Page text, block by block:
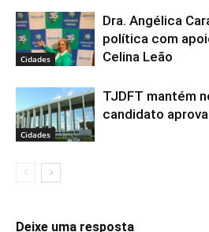
Cidades
Dra. Angélica
política com
Celina Leão
Cidades
TJDFT mantém
candidato
Deixe uma resposta